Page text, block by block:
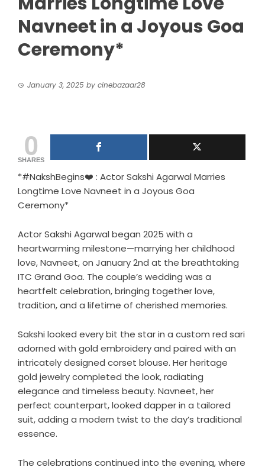
Navneet in a Joyous Goa
Ceremony*
January 3, 2025 by cinebazaar28
0
SHARES
*#NakshBegins❤️ : Actor Sakshi Agarwal Marries
Longtime Love Navneet in a Joyous Goa
Ceremony*
Actor Sakshi Agarwal began 2025 with a
heartwarming milestone—marrying her childhood
love, Navneet, on January 2nd at the breathtaking
ITC Grand Goa. The couple’s wedding was a
heartfelt celebration, bringing together love,
tradition, and a lifetime of cherished memories.
Sakshi looked every bit the star in a custom red sari
adorned with gold embroidery and paired with an
intricately designed corset blouse. Her heritage
gold jewelry completed the look, radiating
elegance and timeless beauty. Navneet, her
perfect counterpart, looked dapper in a tailored
suit, adding a modern twist to the day’s traditional
essence.
The celebrations continued into the evening, where